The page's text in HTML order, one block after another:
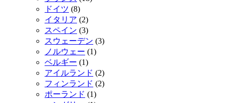
ドイツ (8)
イタリア (2)
スペイン (3)
スウェーデン (3)
ノルウェー (1)
ベルギー (1)
アイルランド (2)
フィンランド (2)
ポーランド (1)